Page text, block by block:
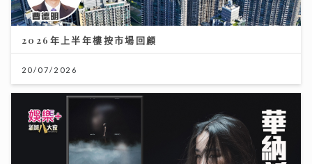
2026年上半年樓按市場回顧
20/07/2026